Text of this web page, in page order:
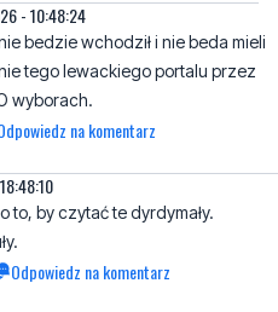
wyborach.
na komentarz
by czytać te dyrdymały.
Odpowiedz na komentarz
- 07:10:57
wpisy jakie caly czas